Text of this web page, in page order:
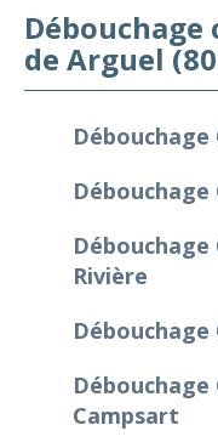
de Arguel
Débouchage
Rivière
Campsart